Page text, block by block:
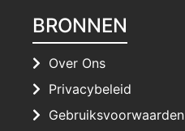
BRONNEN
Over Ons
Privacybeleid
Gebruiksvoorwaarden